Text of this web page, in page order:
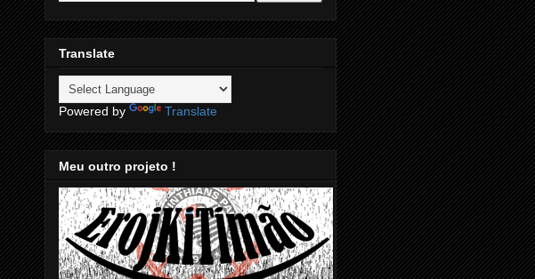
Translate
Powered by Translate
Meu outro projeto !